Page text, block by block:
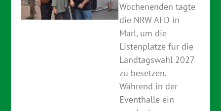
Wochenenden tagte
die NRW AFD in
Marl, um die
Listenplätze für die
Landtagswahl 2027
zu besetzen.
Während in der
Eventhalle ein